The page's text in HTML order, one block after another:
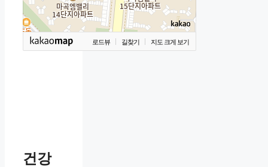
로드뷰 길찾기 지도 크게 보기
건강